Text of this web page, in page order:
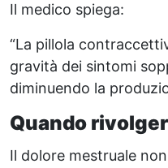
Il medico spiega:
“La pillola
gravità dei sintomi
diminuendo la
Quando
Il dolore mestruale